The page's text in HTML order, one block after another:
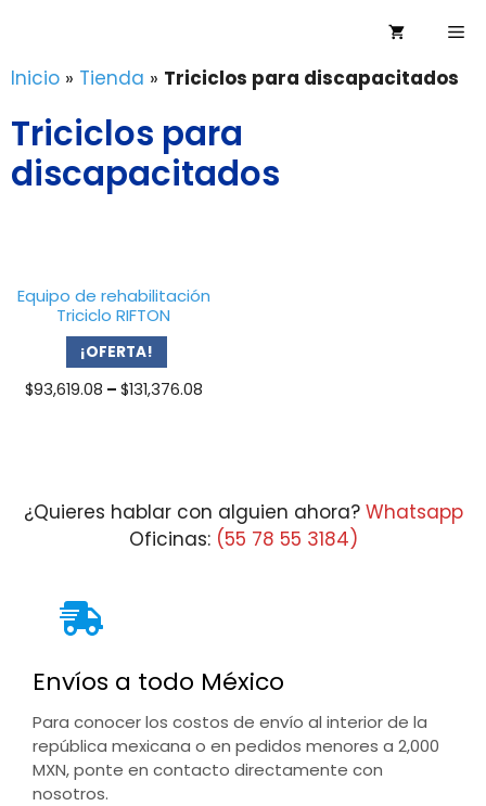
contenido
Inicio » Tienda » Triciclos para discapacitados
Triciclos para
discapacitados
Equipo de rehabilitación
Triciclo RIFTON
¡OFERTA!
$93,619.08 – $131,376.08Price
¿Quieres hablar con alguien ahora? Whatsapp
Oficinas: (55 78 55 3184)
Envíos a todo México
Para conocer los costos de envío al interior de la
república mexicana o en pedidos menores a 2,000
MXN, ponte en contacto directamente con
nosotros.